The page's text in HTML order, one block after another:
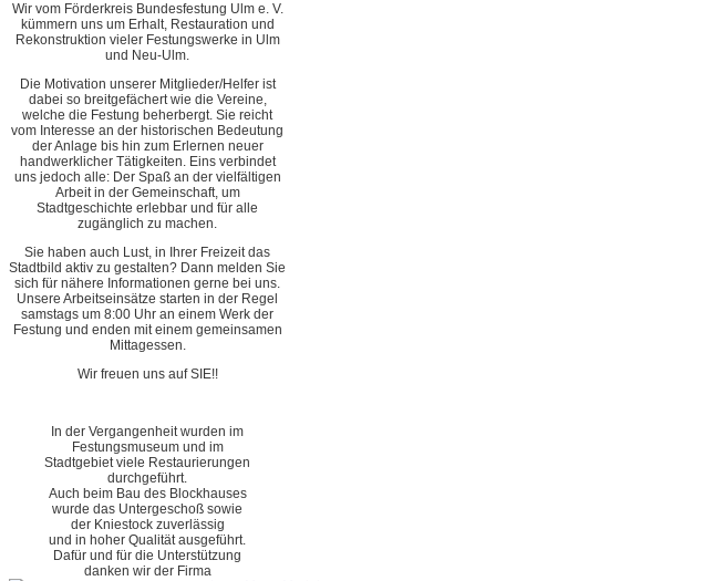
Wir vom Förderkreis Bundesfestung Ulm e. V.
kümmern uns um Erhalt, Restauration und
Rekonstruktion vieler Festungswerke in Ulm
und Neu-Ulm.
Die Motivation unserer Mitglieder/Helfer ist
dabei so breitgefächert wie die Vereine,
welche die Festung beherbergt. Sie reicht
vom Interesse an der historischen Bedeutung
der Anlage bis hin zum Erlernen neuer
handwerklicher Tätigkeiten. Eins verbindet
uns jedoch alle: Der Spaß an der vielfältigen
Arbeit in der Gemeinschaft, um
Stadtgeschichte erlebbar und für alle
zugänglich zu machen.
Sie haben auch Lust, in Ihrer Freizeit das
Stadtbild aktiv zu gestalten? Dann melden Sie
sich für nähere Informationen gerne bei uns.
Unsere Arbeitseinsätze starten in der Regel
samstags um 8:00 Uhr an einem Werk der
Festung und enden mit einem gemeinsamen
Mittagessen.
Wir freuen uns auf SIE!!
In der Vergangenheit wurden im
Festungsmuseum und im
Stadtgebiet viele Restaurierungen
durchgeführt.
Auch beim Bau des Blockhauses
wurde das Untergeschoß sowie
der Kniestock zuverlässig
und in hoher Qualität ausgeführt.
Dafür und für die Unterstützung
danken wir der Firma